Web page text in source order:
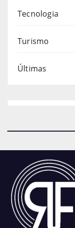
Tecnologia
Turismo
Últimas